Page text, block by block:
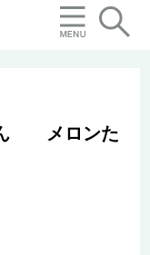
ん メロンた